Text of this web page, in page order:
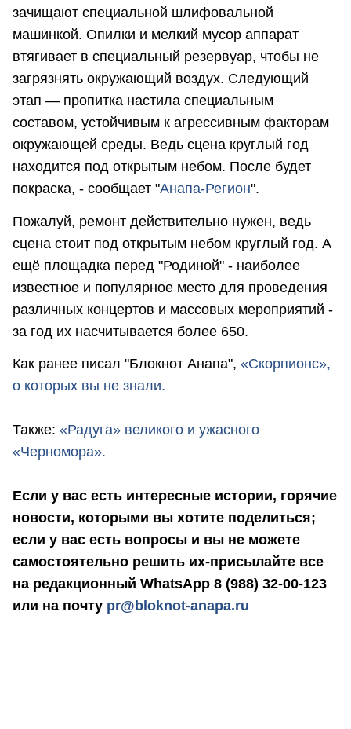
зачищают специальной шлифовальной
машинкой. Опилки и мелкий мусор аппарат
втягивает в специальный резервуар, чтобы не
загрязнять окружающий воздух. Следующий
этап — пропитка настила специальным
составом, устойчивым к агрессивным факторам
окружающей среды. Ведь сцена круглый год
находится под открытым небом. После будет
покраска, - сообщает "Анапа-Регион".
Пожалуй, ремонт действительно нужен, ведь
сцена стоит под открытым небом круглый год. А
ещё площадка перед "Родиной" - наиболее
известное и популярное место для проведения
различных концертов и массовых мероприятий -
за год их насчитывается более 650.
Как ранее писал "Блокнот Анапа", «Скорпионс»,
о которых вы не знали.
Также: «Радуга» великого и ужасного
«Черномора».
Если у вас есть интересные истории, горячие
новости, которыми вы хотите поделиться;
если у вас есть вопросы и вы не можете
самостоятельно решить их-присылайте все
на редакционный WhatsApp 8 (988) 32-00-123
или на почту pr@bloknot-anapa.ru